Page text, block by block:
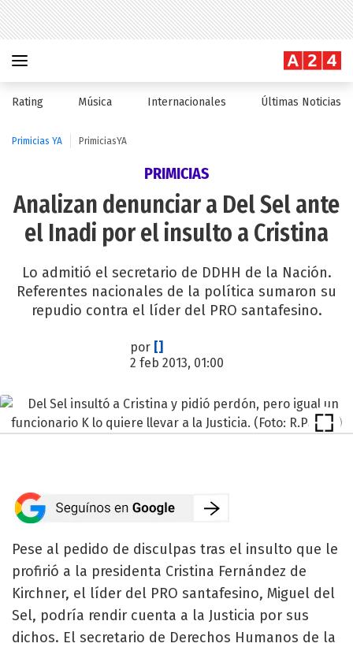
Rating Música Internacionales Últimas Noticias
Primicias YA PrimiciasYA
PRIMICIAS
Analizan denunciar a Del Sel ante
el Inadi por el insulto a Cristina
Lo admitió el secretario de DDHH de la Nación.
Referentes nacionales de la política sumaron su
repudio contra el líder del PRO santafesino.
por []
2 feb 2013, 01:00
Pese al pedido de disculpas tras el insulto que le
profirió a la presidenta Cristina Fernández de
Kirchner, el líder del PRO santafesino, Miguel del
Sel, podría rendir cuenta a la Justicia por sus
dichos. El secretario de Derechos Humanos de la